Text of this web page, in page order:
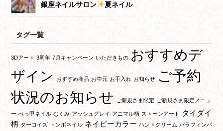
銀座ネイルサロン 夏ネイル
タグ一覧
3Dアート 3周年 7月キャンペーン いただきもの おすすめデ
ザイン
おすすめ商品 お中元 お手入れ お知らせ ご予約
状況のお知らせ
ご新規さま限定 ご新規さま限定メニュ
ー べっ甲ネイル むくみ アッシュグレイ アニマル柄 ストーンアート
タイダイ
柄 ターコイズ トンボネイル ネイビーカラー ハンドクリーム パラフィンパ